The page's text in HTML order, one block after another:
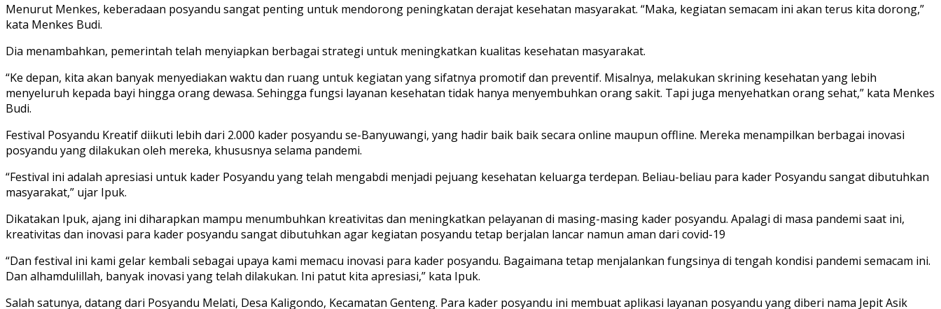
Menurut Menkes, keberadaan posyandu sangat penting untuk mendorong peningkatan derajat kesehatan masyarakat. “Maka, kegiatan semacam ini akan terus kita dorong,”
kata Menkes Budi.
Dia menambahkan, pemerintah telah menyiapkan berbagai strategi untuk meningkatkan kualitas kesehatan masyarakat.
“Ke depan, kita akan banyak menyediakan waktu dan ruang untuk kegiatan yang sifatnya promotif dan preventif. Misalnya, melakukan skrining kesehatan yang lebih
menyeluruh kepada bayi hingga orang dewasa. Sehingga fungsi layanan kesehatan tidak hanya menyembuhkan orang sakit. Tapi juga menyehatkan orang sehat,” kata Menkes
Budi.
Festival Posyandu Kreatif diikuti lebih dari 2.000 kader posyandu se-Banyuwangi, yang hadir baik baik secara online maupun offline. Mereka menampilkan berbagai inovasi
posyandu yang dilakukan oleh mereka, khususnya selama pandemi.
“Festival ini adalah apresiasi untuk kader Posyandu yang telah mengabdi menjadi pejuang kesehatan keluarga terdepan. Beliau-beliau para kader Posyandu sangat dibutuhkan
masyarakat,” ujar Ipuk.
Dikatakan Ipuk, ajang ini diharapkan mampu menumbuhkan kreativitas dan meningkatkan pelayanan di masing-masing kader posyandu. Apalagi di masa pandemi saat ini,
kreativitas dan inovasi para kader posyandu sangat dibutuhkan agar kegiatan posyandu tetap berjalan lancar namun aman dari covid-19
“Dan festival ini kami gelar kembali sebagai upaya kami memacu inovasi para kader posyandu. Bagaimana tetap menjalankan fungsinya di tengah kondisi pandemi semacam ini.
Dan alhamdulillah, banyak inovasi yang telah dilakukan. Ini patut kita apresiasi,” kata Ipuk.
Salah satunya, datang dari Posyandu Melati, Desa Kaligondo, Kecamatan Genteng. Para kader posyandu ini membuat aplikasi layanan posyandu yang diberi nama Jepit Asik